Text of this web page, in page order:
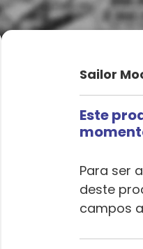
Sailor
Este
Para ser
deste
campos